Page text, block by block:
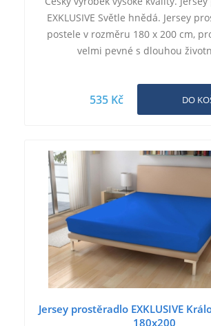
EXKLUSIVE Světle hnědá. Jersey
postele v rozměru 180 x 200 cm,
velmi pevné s dlouhou
535 Kč DO
Jersey prostěradlo EXKLUSIVE
180x200